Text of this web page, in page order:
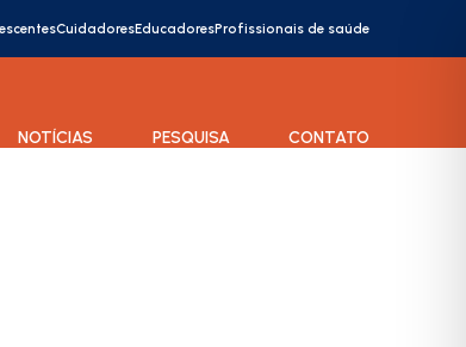
CuidadoresEducadoresProfissionais de saúde
NOTÍCIAS PESQUISA CONTATO